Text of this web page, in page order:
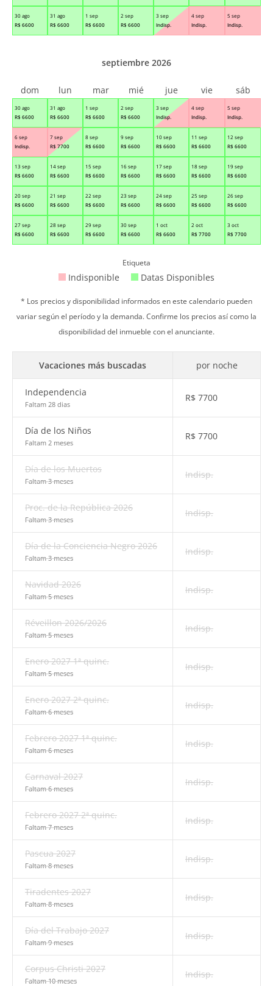
30 ago
R$ 6600
31 ago
R$ 6600
1 sep
R$ 6600
2 sep
R$ 6600
3 sep
Indisp.
4 sep
Indisp.
5 sep
Indisp.
30 ago
R$ 6600
31 ago
R$ 6600
1 sep
R$ 6600
2 sep
R$ 6600
3 sep
Indisp.
4 sep
Indisp.
5 sep
Indisp.
6 sep
Indisp.
7 sep
R$ 7700
8 sep
R$ 6600
9 sep
R$ 6600
10 sep
R$ 6600
11 sep
R$ 6600
12 sep
R$ 6600
13 sep
R$ 6600
14 sep
R$ 6600
15 sep
R$ 6600
16 sep
R$ 6600
17 sep
R$ 6600
18 sep
R$ 6600
19 sep
R$ 6600
20 sep
R$ 6600
21 sep
R$ 6600
22 sep
R$ 6600
23 sep
R$ 6600
24 sep
R$ 6600
25 sep
R$ 6600
26 sep
R$ 6600
27 sep
R$ 6600
28 sep
R$ 6600
29 sep
R$ 6600
30 sep
R$ 6600
1 oct
R$ 6600
2 oct
R$ 7700
3 oct
R$ 7700
septiembre 2026
dom lun mar mié jue vie sáb
Etiqueta
Indisponible Datas Disponibles
* Los precios y disponibilidad informados en este calendario pueden
variar según el período y la demanda. Confirme los precios así como la
disponibilidad del inmueble con el anunciante.
Vacaciones más buscadas por noche
Independencia
Faltam 28 dias
R$ 7700
Día de los Niños
Faltam 2 meses
R$ 7700
Día de los Muertos
Faltam 3 meses
Indisp.
Proc. de la República 2026
Faltam 3 meses
Indisp.
Día de la Conciencia Negro 2026
Faltam 3 meses
Indisp.
Navidad 2026
Faltam 5 meses
Indisp.
Réveillon 2026/2026
Faltam 5 meses
Indisp.
Enero 2027 1ª quinc.
Faltam 5 meses
Indisp.
Enero 2027 2ª quinc.
Faltam 6 meses
Indisp.
Febrero 2027 1ª quinc.
Faltam 6 meses
Indisp.
Carnaval 2027
Faltam 6 meses
Indisp.
Febrero 2027 2ª quinc.
Faltam 7 meses
Indisp.
Pascua 2027
Faltam 8 meses
Indisp.
Tiradentes 2027
Faltam 8 meses
Indisp.
Día del Trabajo 2027
Faltam 9 meses
Indisp.
Corpus Christi 2027
Faltam 10 meses
Indisp.